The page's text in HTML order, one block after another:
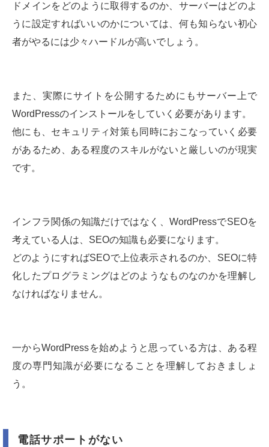
ドメインをどのように取得するのか、サーバーはどのよ
うに設定すればいいのかについては、何も知らない初心
者がやるには少々ハードルが高いでしょう。
また、実際にサイトを公開するためにもサーバー上で
WordPressのインストールをしていく必要があります。
他にも、セキュリティ対策も同時におこなっていく必要
があるため、ある程度のスキルがないと厳しいのが現実
です。
インフラ関係の知識だけではなく、WordPressでSEOを
考えている人は、SEOの知識も必要になります。
どのようにすればSEOで上位表示されるのか、SEOに特
化したプログラミングはどのようなものなのかを理解し
なければなりません。
一からWordPressを始めようと思っている方は、ある程
度の専門知識が必要になることを理解しておきましょ
う。
電話サポートがない